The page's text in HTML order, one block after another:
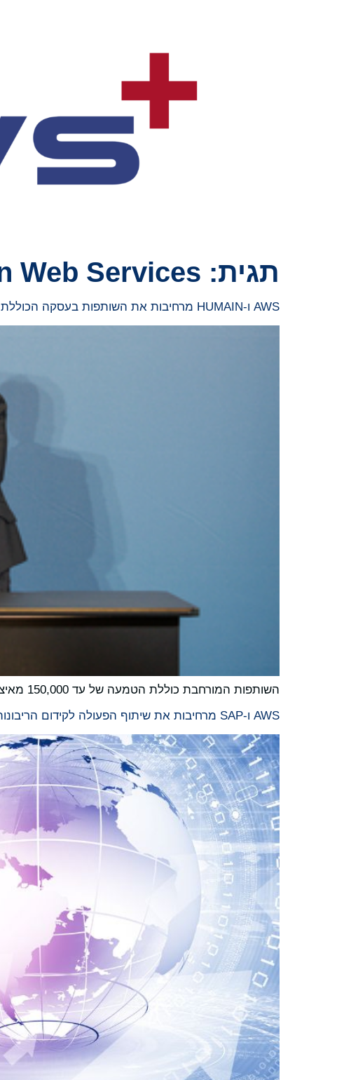
תגית: Web Services
AWS ו-HUMAIN מרחיבות את השותפות בעסקה הכוללת תשתית AI של NVIDIA ושבב AWS AI לקידום חדשנות גלובלית בבינה מלאכותית
השותפות המורחבת כוללת הטמעה של עד 150,000 מאיצי בינה מלאכותית, כולל תשתית AI NVIDIA GB300s החדשנית ושבבי Trainium של AWS.
AWS ו-SAP מרחיבות את שיתוף הפעולה לקידום הריבונות הדיגיטלית ברחבי אירופה